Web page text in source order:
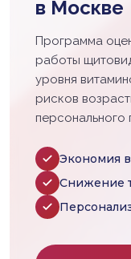
в Москве
Программа
работы
уровня
рисков
персонального
Экономия
Снижение